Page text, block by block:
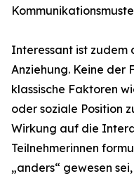
Interessant ist zudem
Anziehung. Keine der
klassische Faktoren
oder soziale Position
Wirkung auf die
Teilnehmerinnen
„anders“ gewesen